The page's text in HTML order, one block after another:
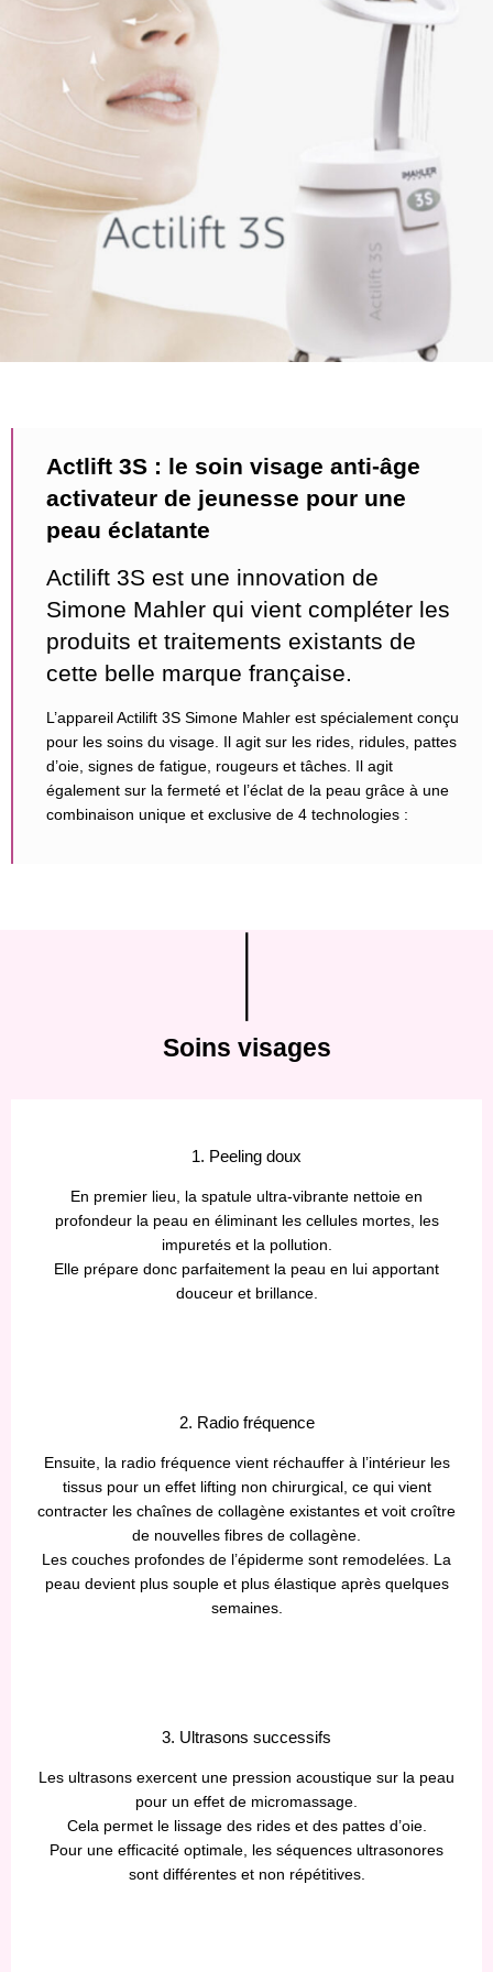
Actlift 3S : le soin visage anti-âge
activateur de jeunesse pour une
peau éclatante
Actilift 3S est une innovation de
Simone Mahler qui vient compléter les
produits et traitements existants de
cette belle marque française.
L’appareil Actilift 3S Simone Mahler est spécialement conçu
pour les soins du visage. Il agit sur les rides, ridules, pattes
d’oie, signes de fatigue, rougeurs et tâches. Il agit
également sur la fermeté et l’éclat de la peau grâce à une
combinaison unique et exclusive de 4 technologies :
Soins visages
1. Peeling doux
En premier lieu, la spatule ultra-vibrante nettoie en
profondeur la peau en éliminant les cellules mortes, les
impuretés et la pollution.
Elle prépare donc parfaitement la peau en lui apportant
douceur et brillance.
2. Radio fréquence
Ensuite, la radio fréquence vient réchauffer à l’intérieur les
tissus pour un effet lifting non chirurgical, ce qui vient
contracter les chaînes de collagène existantes et voit croître
de nouvelles fibres de collagène.
Les couches profondes de l’épiderme sont remodelées. La
peau devient plus souple et plus élastique après quelques
semaines.
3. Ultrasons successifs
Les ultrasons exercent une pression acoustique sur la peau
pour un effet de micromassage.
Cela permet le lissage des rides et des pattes d’oie.
Pour une efficacité optimale, les séquences ultrasonores
sont différentes et non répétitives.